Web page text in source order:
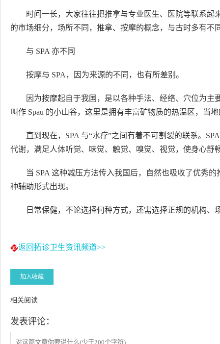
时间一长，大家往往把推拿与专业医生、医院等联系
的市场细分，场所不同，推拿、按摩的概念，与古时多有不
与 SPA 亦不同
按摩与 SPA，因为来源的不同，也有所差别。
因为按摩起自于我国，是以各种手法、经络、穴位为主
叫作 Spau 的小山谷，这里是拥有丰富矿物质的热温区，当
直到现在，SPA 与“水疗”之间有着不可割裂的联系。
代谢，满足人体听觉、味觉、触觉、嗅觉、视觉，使身心舒
当 SPA 这种减压方法传入我国后，自然也吸收了优秀
种辅助形式出现。
日常保健，不论选择何种方式，还需选择正规的机构
返回拓诊卫生资讯频道>>
加入收藏
相关阅读
发表评论：